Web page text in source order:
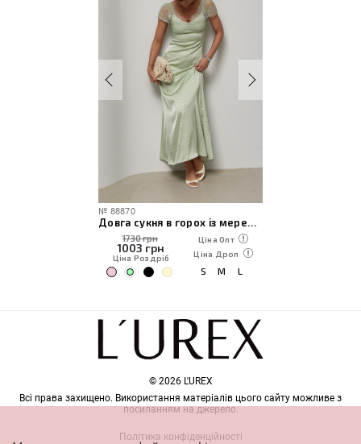
№ 88870
Довга сукня в горох із мереживними рукавами
1730 грн
1003 грн
Ціна Роздріб
Ціна Опт
Ціна Дроп
S M L
© 2026 L'UREX
Всі права захищено. Використання матеріалів цього сайту можливе з
посиланням на джерело.
Політика конфіденційності